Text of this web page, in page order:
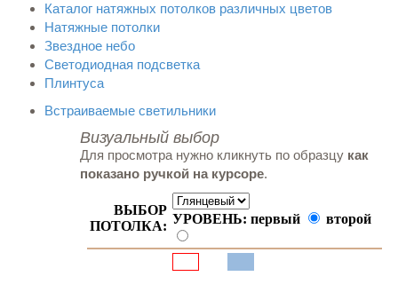
Каталог натяжных потолков различных цветов
Натяжные потолки
Звездное небо
Светодиодная подсветка
Плинтуса
Встраиваемые светильники
Визуальный выбор
Для просмотра нужно кликнуть по образцу как
показано ручкой на курсоре.